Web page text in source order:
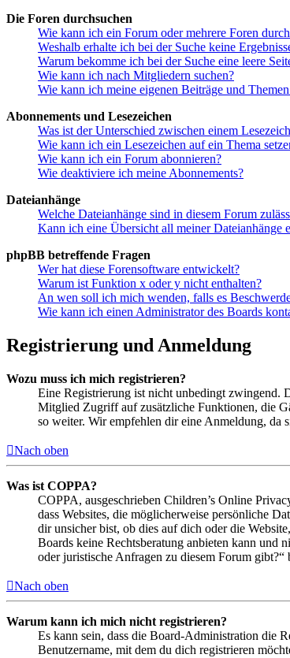
Die Foren durchsuchen
Wie kann ich ein Forum oder mehrere Foren
Weshalb erhalte ich bei der Suche keine
Warum bekomme ich bei der Suche eine leere
Wie kann ich nach Mitgliedern suchen?
Wie kann ich meine eigenen Beiträge und
Abonnements und Lesezeichen
Was ist der Unterschied zwischen einem
Wie kann ich ein Lesezeichen auf ein Thema
Wie kann ich ein Forum abonnieren?
Wie deaktiviere ich meine Abonnements?
Dateianhänge
Welche Dateianhänge sind in diesem Forum
Kann ich eine Übersicht all meiner Dateianhänge
phpBB betreffende Fragen
Wer hat diese Forensoftware entwickelt?
Warum ist Funktion x oder y nicht enthalten?
An wen soll ich mich wenden, falls es
Wie kann ich einen Administrator des Boards
Registrierung und Anmeldung
Wozu muss ich mich registrieren?
Eine Registrierung ist nicht unbedingt zwingend.
Mitglied Zugriff auf zusätzliche Funktionen, die
so weiter. Wir empfehlen dir eine Anmeldung, da
Nach oben
Was ist COPPA?
COPPA, ausgeschrieben Children’s Online
dass Websites, die möglicherweise persönliche
dir unsicher bist, ob dies auf dich oder die
Boards keine Rechtsberatung anbieten kann und
oder juristische Anfragen zu diesem Forum gibt?“
Nach oben
Warum kann ich mich nicht registrieren?
Es kann sein, dass die Board-Administration die
Benutzername, mit dem du dich registrieren